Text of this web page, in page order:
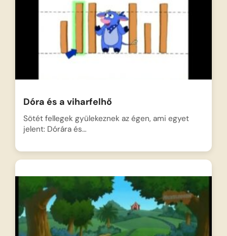
Dóra és a viharfelhő
Sötét fellegek gyülekeznek az égen, ami egyet
jelent: Dórára és…